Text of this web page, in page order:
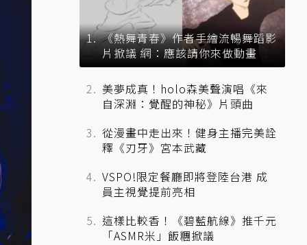
《熱舞青春》作者手繪流暢舞蹈影
片掀議 網：應該請你來做動畫
美夢成真！holo森美聲演唱《來
自深淵：覺醒的神秘》片頭曲
從漫畫中走出來！健身主播完美詮
釋《刃牙》宮本武藏
VSPO!限定餐廳即將登陸台港 成
員主視覺提前亮相
這樣比較香！《碧藍航線》推千元
「ASMR米」飯糰掀議